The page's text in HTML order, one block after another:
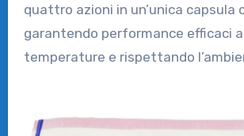
quattro azioni in un’unica capsula
garantendo performance efficaci
temperature e rispettando